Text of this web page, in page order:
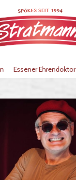
Essener Ehrendoktor